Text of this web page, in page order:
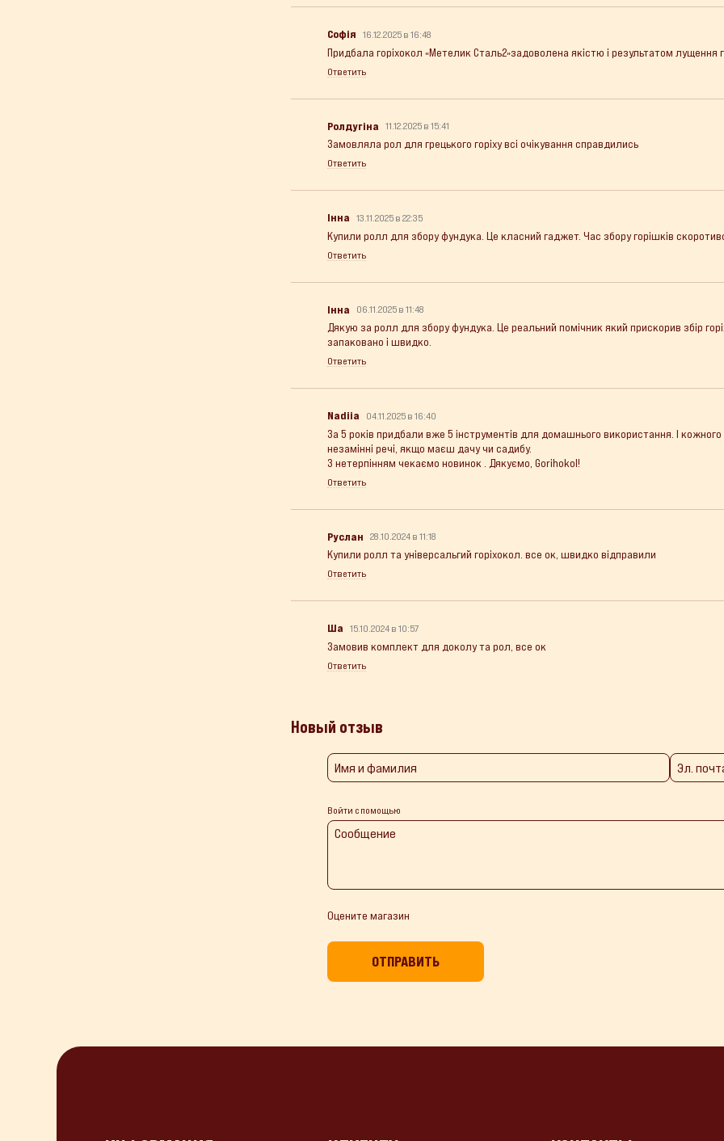
Софія 16.12.2025 в 16:48
Придбала горіхокол «Метелик Сталь2»задоволена якістю і результатом лущення
Ответить
Ролдугіна 11.12.2025 в 15:41
Замовляла рол для грецького горіху всі очікування справдились
Ответить
Інна 13.11.2025 в 22:35
Купили ролл для збору фундука. Це класний гаджет. Час збору горішків
Ответить
Інна 06.11.2025 в 11:48
Дякую за ролл для збору фундука. Це реальний помічник який прискорив збір
запаковано і швидко.
Ответить
Nadiia 04.11.2025 в 16:40
За 5 років придбали вже 5 інструментів для домашнього використання. І
незамінні речі, якщо маєш дачу чи садибу.
З нетерпінням чекаємо новинок . Дякуємо, Gorihokol!
Ответить
Руслан 28.10.2024 в 11:18
Купили ролл та універсальгий горіхокол. все ок, швидко відправили
Ответить
Ша 15.10.2024 в 10:57
Замовив комплект для доколу та рол, все ок
Ответить
Новый отзыв
Войти с помощью
Оцените магазин
ОТПРАВИТЬ